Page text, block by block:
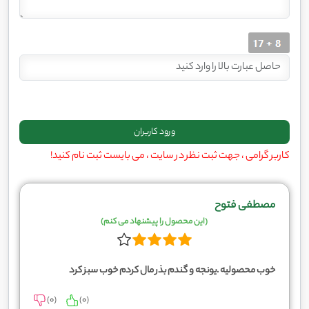
کاربر گرامی ، جهت ثبت نظر در سایت ، می بایست ثبت نام کنید!
مصطفی فتوح
(این محصول را پیشنهاد می کنم)
خوب محصولیه .یونجه و گندم بذر مال کردم خوب سبز کرد
(
0
) (
0
)